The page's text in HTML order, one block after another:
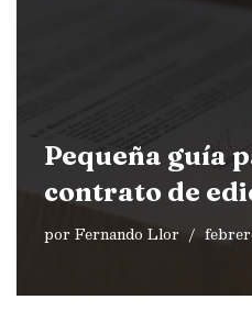
Pequeña guía
contrato de
porFernando Llor